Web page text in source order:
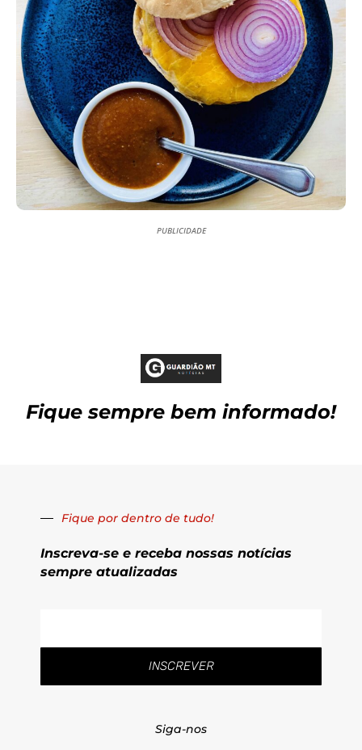
PUBLICIDADE
Fique sempre bem informado!
Fique por dentro de tudo!
Inscreva-se e receba nossas notícias
sempre atualizadas
INSCREVER
Siga-nos